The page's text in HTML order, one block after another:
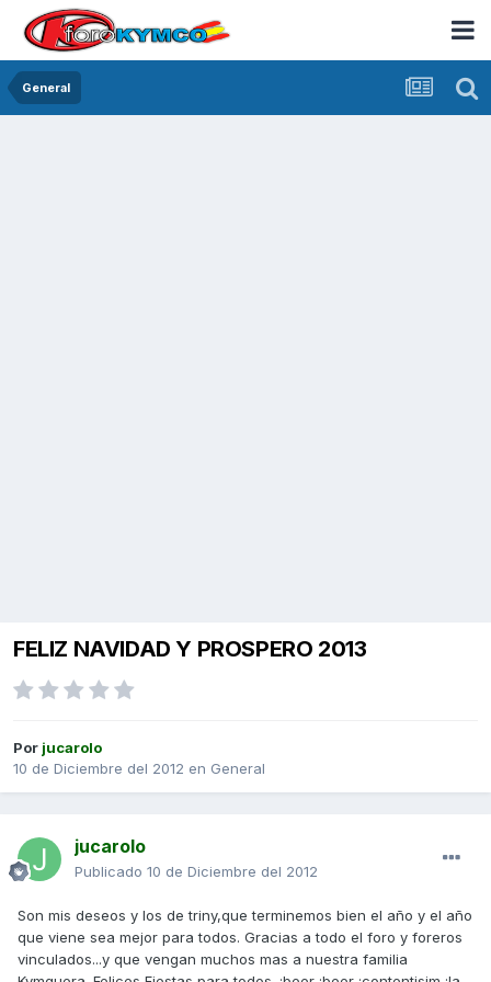
General
FELIZ NAVIDAD Y PROSPERO 2013
Por jucarolo
10 de Diciembre del 2012 en General
jucarolo
Publicado 10 de Diciembre del 2012
Son mis deseos y los de triny,que terminemos bien el año y el año
que viene sea mejor para todos. Gracias a todo el foro y foreros
vinculados...y que vengan muchos mas a nuestra familia